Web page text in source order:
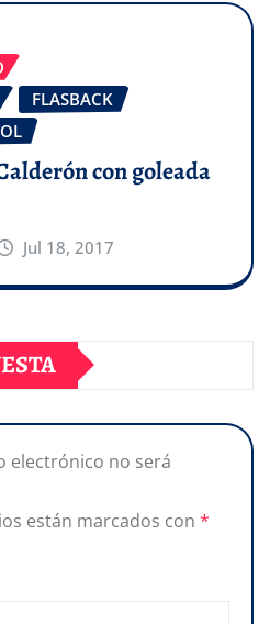
FLASBACK
con goleada
Jul 18, 2017
electrónico no será
están marcados con *